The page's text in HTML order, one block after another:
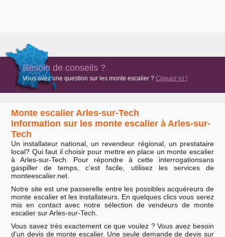
Besoin de conseils ?
Vous avez une question sur les monte escalier ? Cliquez ici !
Monte escalier Arles-sur-Tech
Information sur les monte escalier à Arles-sur-
Tech
Un installateur national, un revendeur régional, un prestataire
local? Qui faut il choisir pour mettre en place un monte escalier
à Arles-sur-Tech. Pour répondre à cette interrogationsans
gaspiller de temps, c’est facile, utilisez les services de
monteescalier.net.
Notre site est une passerelle entre les possibles acquéreurs de
monte escalier et les installateurs. En quelques clics vous serez
mis en contact avec notre sélection de vendeurs de monte
escalier sur Arles-sur-Tech.
Vous savez très exactement ce que voulez ? Vous avez besoin
d’un devis de monte escalier. Une seule demande de devis sur